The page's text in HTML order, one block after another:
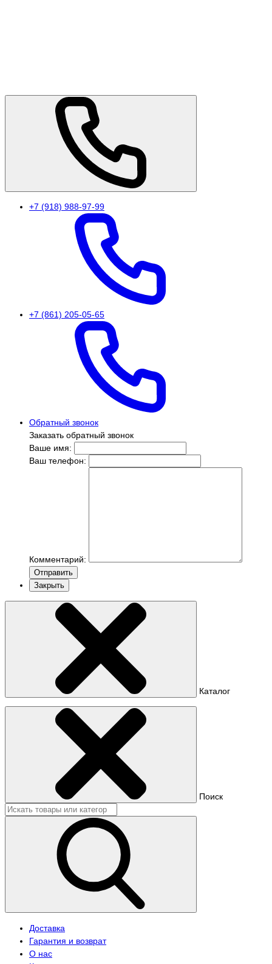
+7 (918) 988-97-99
+7 (861) 205-05-65
Обратный звонок
Заказать обратный звонок
Ваше имя:
Ваш телефон:
Комментарий:
Отправить
Закрыть
Каталог
Поиск
Доставка
Гарантия и возврат
О нас